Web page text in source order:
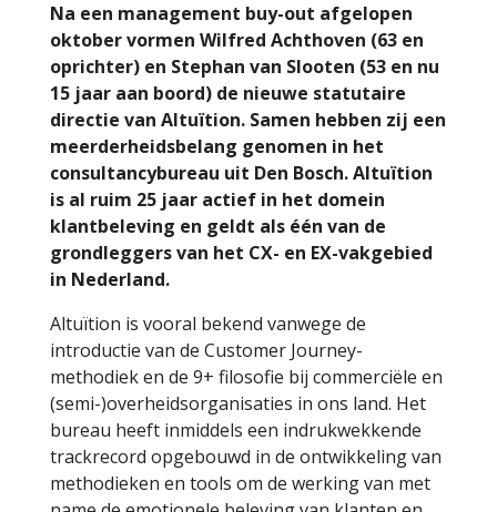
Na een management buy-out afgelopen
oktober vormen Wilfred Achthoven (63 en
oprichter) en Stephan van Slooten (53 en nu
15 jaar aan boord) de nieuwe statutaire
directie van Altuïtion. Samen hebben zij een
meerderheidsbelang genomen in het
consultancybureau uit Den Bosch. Altuïtion
is al ruim 25 jaar actief in het domein
klantbeleving en geldt als één van de
grondleggers van het CX- en EX-vakgebied
in Nederland.
Altuïtion is vooral bekend vanwege de
introductie van de Customer Journey-
methodiek en de 9+ filosofie bij commerciële en
(semi-)overheidsorganisaties in ons land. Het
bureau heeft inmiddels een indrukwekkende
trackrecord opgebouwd in de ontwikkeling van
methodieken en tools om de werking van met